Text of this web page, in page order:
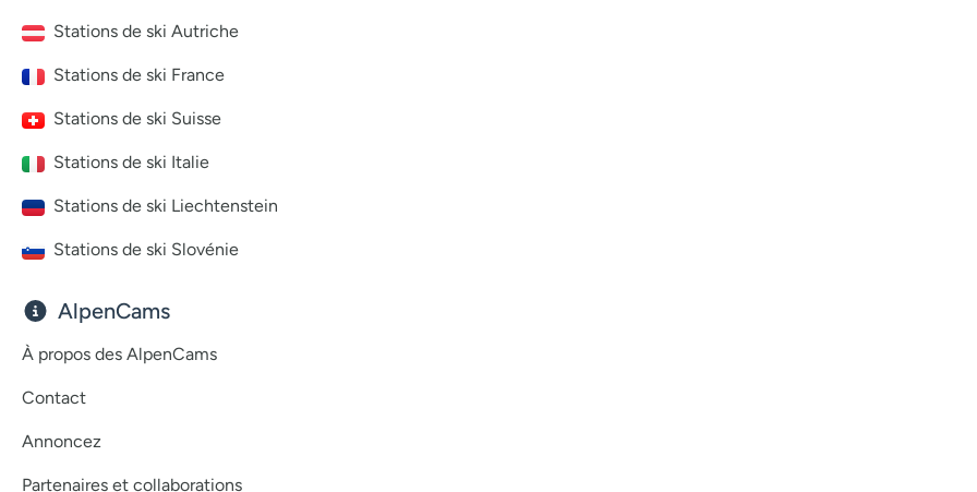
Stations de ski Autriche
Stations de ski France
Stations de ski Suisse
Stations de ski Italie
Stations de ski Liechtenstein
Stations de ski Slovénie
AlpenCams
À propos des AlpenCams
Contact
Annoncez
Partenaires et collaborations